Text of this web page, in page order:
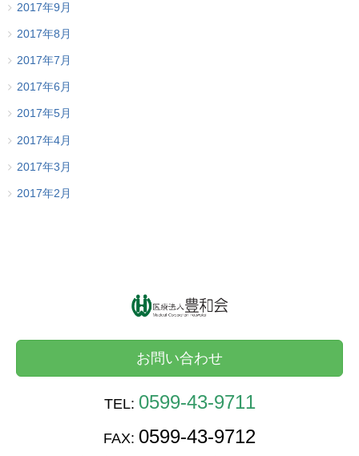
2017年9月
2017年8月
2017年7月
2017年6月
2017年5月
2017年4月
2017年3月
2017年2月
お問い合わせ
TEL: 0599-43-9711
FAX: 0599-43-9712